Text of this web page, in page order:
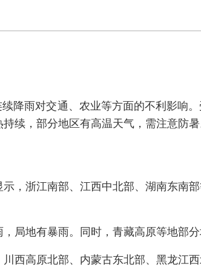
降雨对交通、农业等方面的不利影响
续，部分地区有高温天气，需注意防暑
，浙江南部、江西中北部、湖南东南
局地有暴雨。同时，青藏高原等地部分
西高原北部、内蒙古东北部、黑龙江